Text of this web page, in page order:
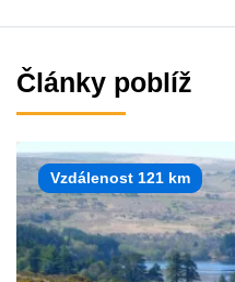
Články poblíž
Vzdálenost 121 km